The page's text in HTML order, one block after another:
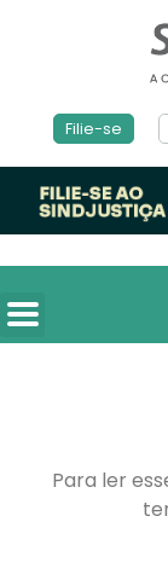
Filie-se
Para ler